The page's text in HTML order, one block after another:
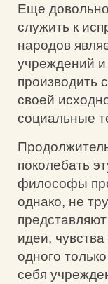
Еще
служить к
народов
учреждений
производить
своей
социальные
поколебать
философы
однако, не
идеи,
одного
себя